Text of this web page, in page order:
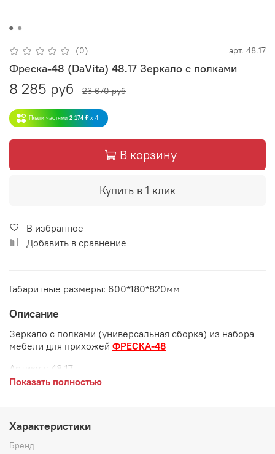
(0) арт. 48.17
Фреска-48 (DaVita) 48.17 Зеркало с полками
8 285 руб 23 670 руб
Плати частями 2 174 ₽ x 4
В корзину
Купить в 1 клик
В избранное
Добавить в сравнение
Габаритные размеры: 600*180*820мм
Описание
Зеркало с полками (универсальная сборка) из набора
мебели для прихожей ФРЕСКА-48
Артикул:
48.17
глубина 180 мм
Показать полностью
Характеристики
Бренд